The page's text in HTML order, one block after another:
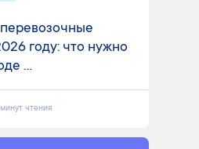
году: что нужно
...
чтения